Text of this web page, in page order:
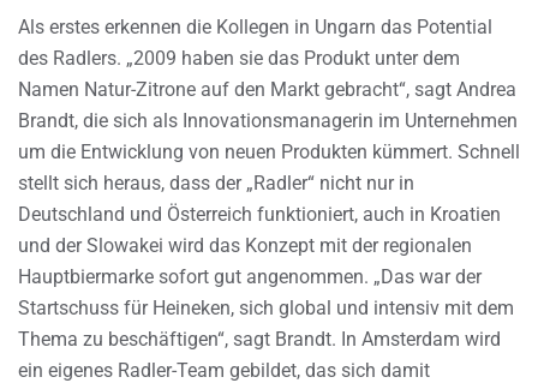
Als erstes erkennen die Kollegen in Ungarn das Potential
des Radlers. „2009 haben sie das Produkt unter dem
Namen Natur-Zitrone auf den Markt gebracht“, sagt Andrea
Brandt, die sich als Innovationsmanagerin im Unternehmen
um die Entwicklung von neuen Produkten kümmert. Schnell
stellt sich heraus, dass der „Radler“ nicht nur in
Deutschland und Österreich funktioniert, auch in Kroatien
und der Slowakei wird das Konzept mit der regionalen
Hauptbiermarke sofort gut angenommen. „Das war der
Startschuss für Heineken, sich global und intensiv mit dem
Thema zu beschäftigen“, sagt Brandt. In Amsterdam wird
ein eigenes Radler-Team gebildet, das sich damit